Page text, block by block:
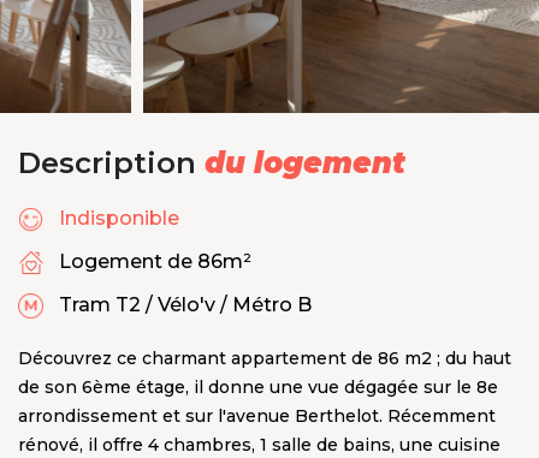
Description du logement
Indisponible
Logement de 86m²
Tram T2 / Vélo'v / Métro B
Découvrez ce charmant appartement de 86 m2 ; du haut
de son 6ème étage, il donne une vue dégagée sur le 8e
arrondissement et sur l'avenue Berthelot. Récemment
rénové, il offre 4 chambres, 1 salle de bains, une cuisine